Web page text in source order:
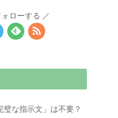
ローする
璧な指示文」は不要？